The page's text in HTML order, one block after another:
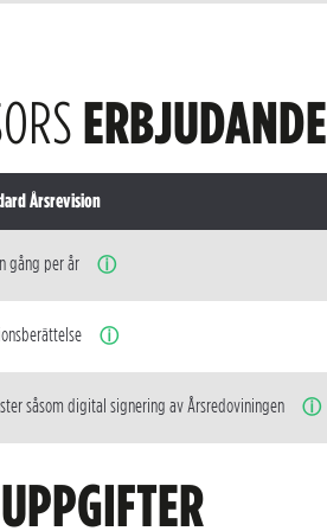
ERBJUDANDE
Årsrevision
gång per år ⓘ
ⓘ
såsom digital signering av Årsredoviningen ⓘ
UPPGIFTER